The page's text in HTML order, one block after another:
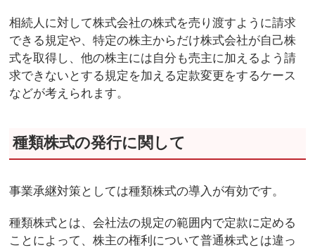
相続人に対して株式会社の株式を売り渡すように請求
できる規定や、特定の株主からだけ株式会社が自己株
式を取得し、他の株主には自分も売主に加えるよう請
求できないとする規定を加える定款変更をするケース
などが考えられます。
種類株式の発行に関して
事業承継対策としては種類株式の導入が有効です。
種類株式とは、会社法の規定の範囲内で定款に定める
ことによって、株主の権利について普通株式とは違っ